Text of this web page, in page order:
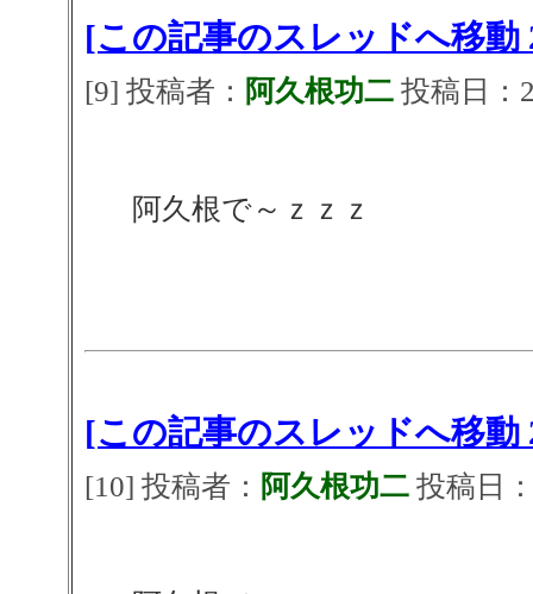
[この記事のスレッドへ移動
[9] 投稿者： 阿久根功二投稿日：
阿久根で～ｚｚｚ
[この記事のスレッドへ移動
[10] 投稿者： 阿久根功二投稿日